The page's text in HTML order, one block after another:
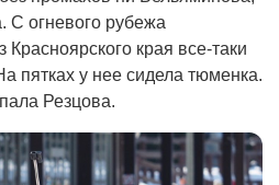
С огневого рубежа
края все-таки
пятках у нее сидела тюменка.
Резцова.